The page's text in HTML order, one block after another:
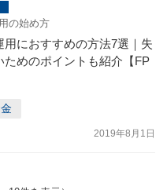
の始め方
用におすすめの方法7選｜失
ためのポイントも紹介【FP
2019年8月1日